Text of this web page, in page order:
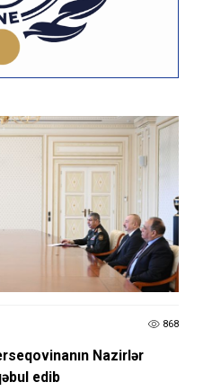
868
Nazirlər
edib